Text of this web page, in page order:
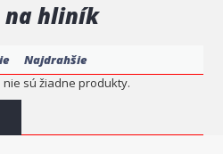
na hliník
Najdrahšie
sú žiadne produkty.